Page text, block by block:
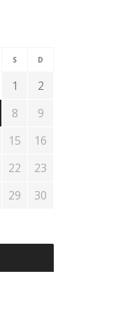
S D
1
2
8
9
15
16
22
23
29
30